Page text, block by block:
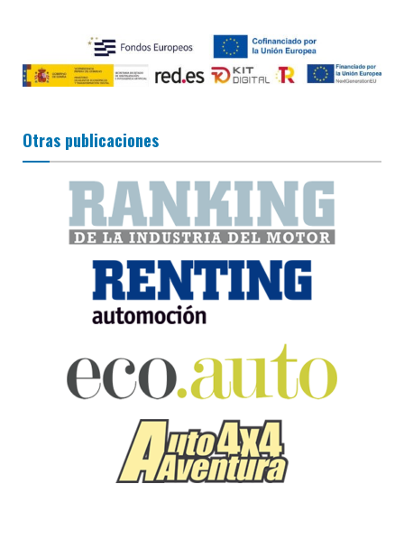
Otras publicaciones